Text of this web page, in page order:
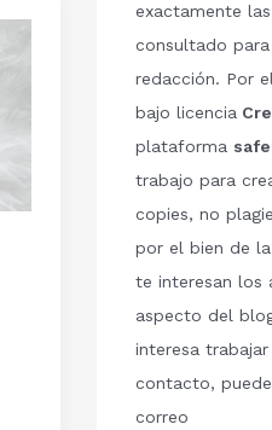
exactamente
consultado
redacción. Por
bajo licencia
plataforma
trabajo para
copies, no
por el bien de
te interesan los
aspecto del
interesa
contacto,
correo